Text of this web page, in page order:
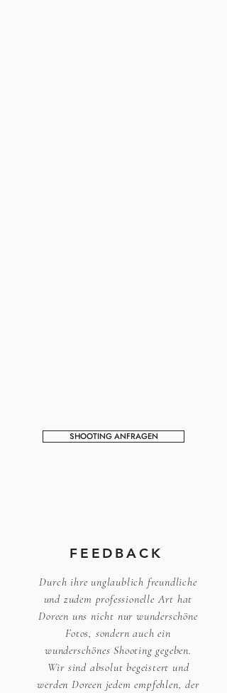
SHOOTING ANFRAGEN
FEEDBACK
Durch ihre unglaublich freundliche
und zudem professionelle Art hat
Doreen uns nicht nur wunderschöne
Fotos, sondern auch ein
wunderschönes Shooting gegeben.
Wir sind absolut begeistert und
werden Doreen jedem empfehlen, der